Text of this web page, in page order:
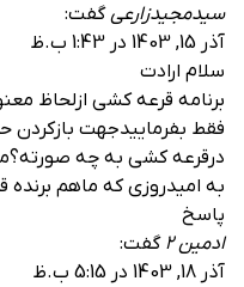
سیدمجیدزارعی گفت:
آذر 15, 1403 در 1:43 ب.ظ
سلام ارادت
برنامه قرعه کشی ازلحاظ
فقط بفرماییدجهت
درقرعه کشی به چه
به امیدروزی که ماهم
پاسخ
ادمین 2 گفت:
آذر 18, 1403 در 5:15 ب.ظ